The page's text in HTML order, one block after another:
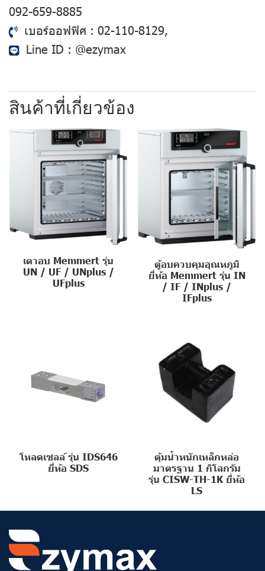
092-659-8885
เบอร์ออฟฟิศ : 02-110-8129,
Line ID : @ezymax
สินค้าที่เกี่ยวข้อง
เตาอบ Memmert รุ่น
UN / UF / UNplus /
UFplus
ตู้อบควบคุมอุณหภูมิ
ยี่ห้อ Memmert รุ่น IN
/ IF / INplus /
IFplus
โหลดเซลล์ รุ่น IDS646
ยี่ห้อ SDS
ตุ้มน้ำหนักเหล็กหล่อ
มาตรฐาน 1 กิโลกรัม
รุ่น CISW-TH-1K ยี่ห้อ
LS